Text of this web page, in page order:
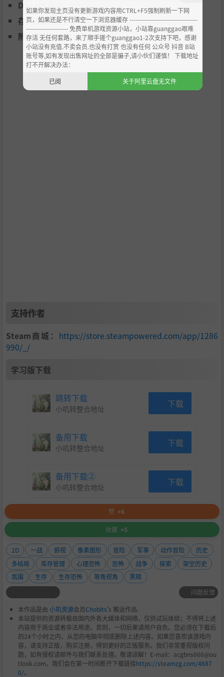
DirectX 版本:
9.0
存储空间:需要 1 GB 可用空间
附注事项:1080p @ 60 FPS
支持作者
Steam商城： https://store.steampowered.com/app/1286
990/_/
学习版下载
跳转下载
小叽转整合地址 下载
备用下载
小叽转整合地址 下载
备用下载②
小叽转整合地址 下载
赞 +6
收藏 +5
2D 一战 俯视 像素图形 冒险 军事 动作冒险
历史
多结局
库存管理 心理恐怖 恐怖 战争 探索
架空历史
氛围
生存 生存恐怖 等角视角
黑暗
问题反馈
本作品是由 小叽资源会员Chobits's 搬运作品.
本站提供的资源转载自国内外各大媒体和网络，仅供试玩体验；不得将上述
内容用于商业或者非法用途，否则，一切后果请用户自负。您必须在下载后
的24个小时之内，从您的电脑中彻底删除上述内容。如果您喜欢该游戏内
容，请支持正版，购买注册，得到更好的正版服务。我们非常重视版权问
题，如有侵权请邮件与我们联系处理。敬请谅解！E-mail：acgbns666@ou
tlook.com，我们会在第一时间断开下载链接https://steamzg.com/4687
0/。
如果你发现主页没有更新游戏内容用CTRL+F5强制刷新一下网
页，如果还是不行清空一下浏览器缓存 ----------------------------------
--------------------- 免费单机游戏资源小站，小站靠guanggao艰难
存活 无任何套路，来了顺手搓个guanggao1-2次支持下吧，感谢
小站没有充值.不卖会员.也没有打赏 也没有任何 公众号 抖音 B站
账号等,如有发现出售网址的全部是骗子,请小伙们谨慎！ 下载地址
打不开解决办法：
已阅
关于阿里云盘无文件